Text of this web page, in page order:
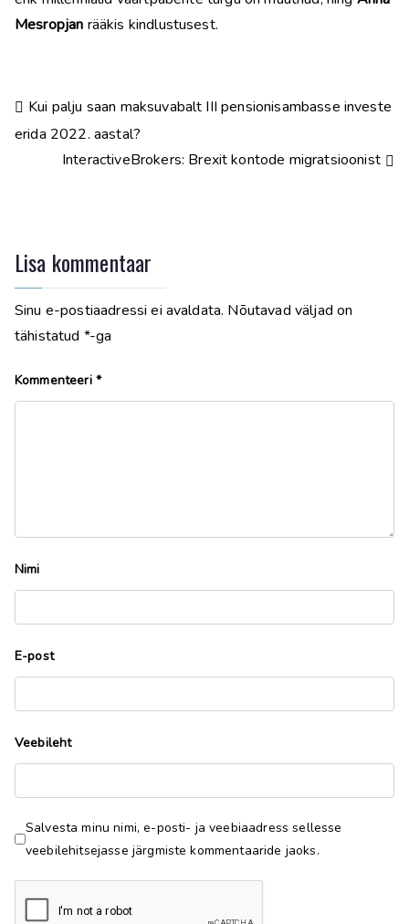
Mesropjan rääkis kindlustusest.
Kui palju saan maksuvabalt III pensionisambasse investe
erida 2022. aastal?
InteractiveBrokers: Brexit kontode migratsioonist
Lisa kommentaar
Sinu e-postiaadressi ei avaldata. Nõutavad väljad on
tähistatud *-ga
Kommenteeri *
Nimi
E-post
Veebileht
Salvesta minu nimi, e-posti- ja veebiaadress sellesse
veebilehitsejasse järgmiste kommentaaride jaoks.